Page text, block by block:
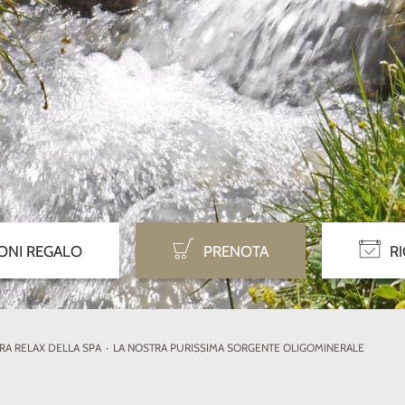
REGALO PRENOTA
RELAX DELLA SPA · LA NOSTRA PURISSIMA SORGENTE OLIGOMINERALE